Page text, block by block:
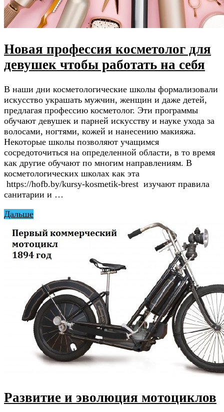
Новая профессия косметолог для
девушек чтобы работать на себя
В наши дни косметологические школы формализовали
искусство украшать мужчин, женщин и даже детей,
предлагая профессию косметолог. Эти программы
обучают девушек и парней искусству и науке ухода за
волосами, ногтями, кожей и нанесению макияжа.
Некоторые школы позволяют учащимся
сосредоточиться на определенной области, в то время
как другие обучают по многим направлениям. В
косметологических школах как эта
https://hofb.by/kursy-kosmetik-brest изучают правила
санитарии и …
Дальше
Развитие и эволюция мотоциклов